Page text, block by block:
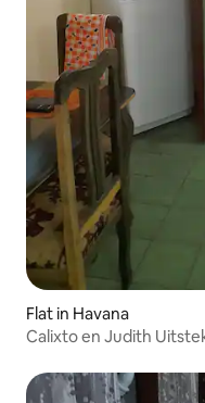
Flat in Havana
Calixto en Judith